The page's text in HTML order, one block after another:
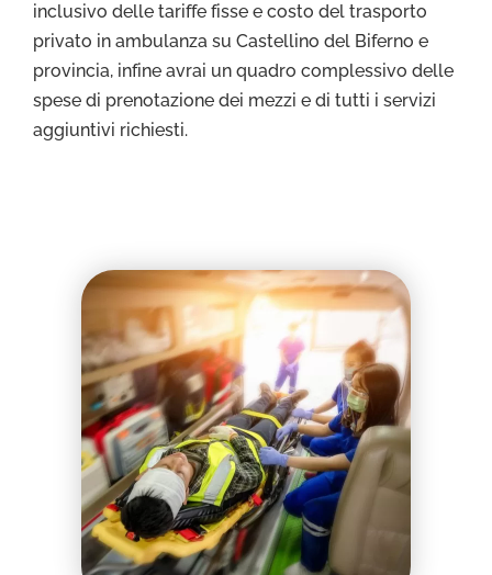
inclusivo delle tariffe fisse e costo del trasporto
privato in ambulanza su Castellino del Biferno e
provincia, infine avrai un quadro complessivo delle
spese di prenotazione dei mezzi e di tutti i servizi
aggiuntivi richiesti.